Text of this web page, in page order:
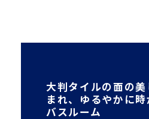
大判タイルの面の
まれ、ゆるやかに
バスルーム